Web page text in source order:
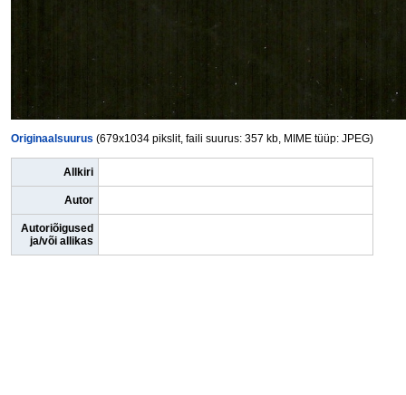
Originaalsuurus (679x1034 pikslit, faili suurus: 357 kb, MIME tüüp: JPEG)
Allkiri
Autor
Autoriõigused
ja/või allikas